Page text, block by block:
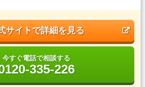
サイトで詳細を見る
今すぐ電話で相談する
335-226